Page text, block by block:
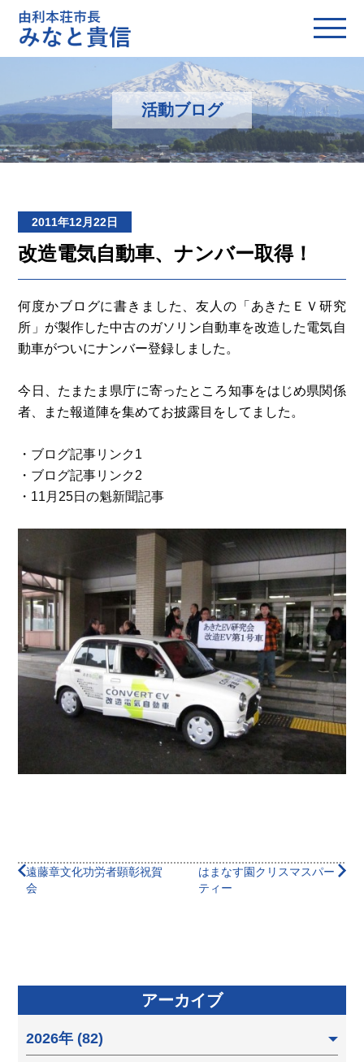
活動ブログ
2011年12月22日
改造電気自動車、ナンバー取得！
何度かブログに書きました、友人の「あきたＥＶ研究
所」が製作した中古のガソリン自動車を改造した電気自
動車がついにナンバー登録しました。
今日、たまたま県庁に寄ったところ知事をはじめ県関係
者、また報道陣を集めてお披露目をしてました。
・ ブログ記事リンク1
・ ブログ記事リンク2
・ 11月25日の魁新聞記事
遠藤章文化功労者顕彰祝賀
会
はまなす園クリスマスパー
ティー
アーカイブ
2026年 (82)